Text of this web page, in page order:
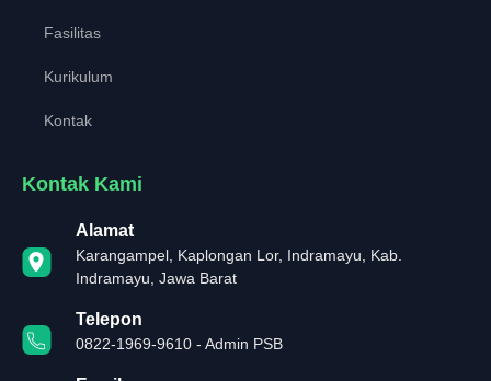
Fasilitas
Kurikulum
Kontak
Kontak Kami
Alamat
Karangampel, Kaplongan Lor, Indramayu, Kab.
Indramayu, Jawa Barat
Telepon
0822-1969-9610 - Admin PSB